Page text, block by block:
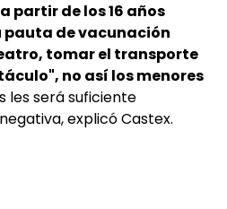
partir de los 16 años
de vacunación
tomar el transporte
no así los menores
les será suficiente
explicó Castex.